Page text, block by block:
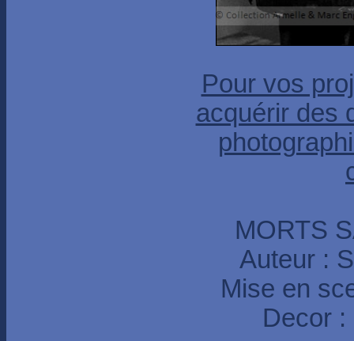
Pour vos
acquérir des
MORTS
Auteur :
Mise en
Decor :